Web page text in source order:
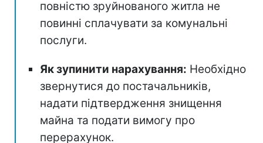
повністю зруйнованого житла не
повинні сплачувати за комунальні
послуги.
Як зупинити нарахування: Необхідно
звернутися до постачальників,
надати підтвердження знищення
майна та подати вимогу про
перерахунок.